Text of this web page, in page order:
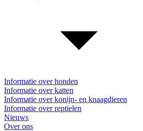
Informatie over honden
Informatie over katten
Informatie over konijn- en knaagdieren
Informatie over reptielen
Nieuws
Over ons